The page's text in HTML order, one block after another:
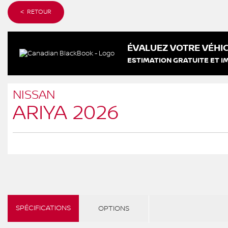
< RETOUR
ÉVALUEZ VOTRE
ESTIMATION GRATUITE ET
NISSAN
ARIYA 2026
SPÉCIFICATIONS OPTIONS